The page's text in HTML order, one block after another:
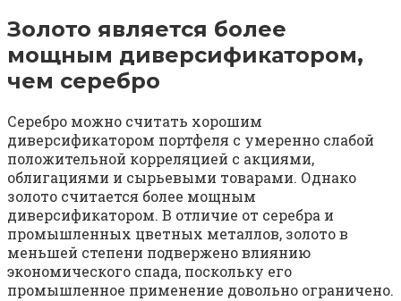
Золото является более
мощным диверсификатором,
чем серебро
Серебро можно считать хорошим
диверсификатором портфеля с умеренно слабой
положительной корреляцией с акциями,
облигациями и сырьевыми товарами. Однако
золото считается более мощным
диверсификатором. В отличие от серебра и
промышленных цветных металлов, золото в
меньшей степени подвержено влиянию
экономического спада, поскольку его
промышленное применение довольно ограничено.